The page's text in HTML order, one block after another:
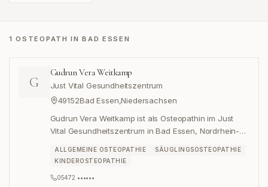
1 OSTEOPATH IN BAD ESSEN
G
Gudrun Vera Weitkamp
Just Vital Gesundheitszentrum
49152Bad Essen,Niedersachsen
Gudrun Vera Weitkamp ist als Osteopathin im Just
Vital Gesundheitszentrum in Bad Essen, Nordrhein-
ALLGEMEINE OSTEOPATHIE
SÄUGLINGSOSTEOPATHIE
KINDEROSTEOPATHIE
05472 ••••••